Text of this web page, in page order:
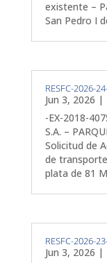
existente –
San Pedro I
RESFC-2026-
Jun 3, 2026 |
-EX-2018-
S.A. –
Solicitud de
de
plata de 81
RESFC-2026-
Jun 3, 2026 |